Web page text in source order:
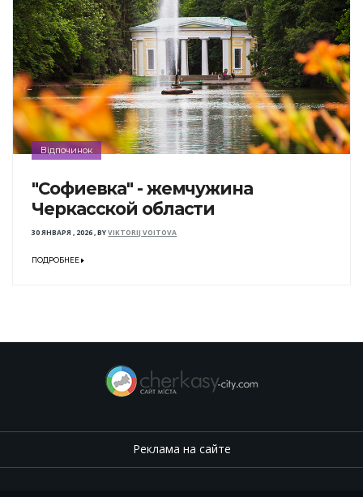
Відпочинок
"Софиевка" - жемчужина
Черкасской области
30 ЯНВАРЯ , 2026,BYVIKTORIJ VOITOVA
ПОДРОБНЕЕ
Реклама на сайте